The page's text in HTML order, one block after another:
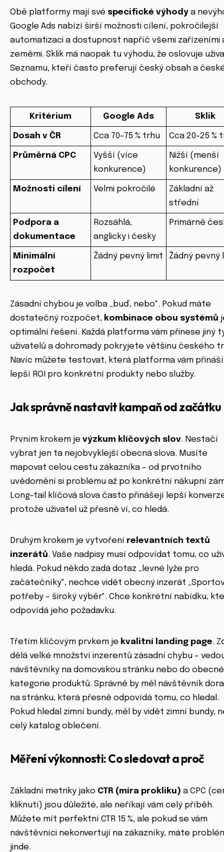
Obě platformy mají své specifické výhody a
Google Ads nabízí širší možnosti cílení, pokročilejší
automatizaci a dostupnost napříč všemi zařízeními
zeměmi. Sklik má naopak tu výhodu, že oslovuje
Seznamu, kteří často preferují český obsah a
obchody.
Kritérium Google Ads Sklik
Dosah v ČR Cca 70-75 % trhu Cca 20-25 %
Průměrná CPC
Vyšší (více
konkurence)
Nižší (menší
konkurence)
Možnosti cílení Velmi pokročilé
Základní až
střední
Podpora a
dokumentace
Rozsáhlá,
anglicky i česky
Primárně
Minimální
rozpočet
Žádný pevný limit Žádný pevný
Zásadní chybou je volba „buď, nebo". Pokud máte
dostatečný rozpočet, kombinace obou systémů
optimální řešení. Každá platforma vám přinese jiný
uživatelů a dohromady pokryjete většinu českého
Navíc můžete testovat, která platforma vám přináší
lepší ROI pro konkrétní produkty nebo služby.
Jak správně nastavit kampaň od začátku
Prvním krokem je výzkum klíčových slov. Nestačí
vybrat jen ta nejobvyklejší obecná slova. Musíte
mapovat celou cestu zákazníka – od prvotního
uvědomění si problému až po konkrétní nákupní
Long-tail klíčová slova často přinášejí lepší
protože uživatel už přesně ví, co hledá.
Druhým krokem je vytvoření relevantních textů
inzerátů. Vaše nadpisy musí odpovídat tomu, co
hledá. Pokud někdo zadá dotaz „levné lyže pro
začátečníky", nechce vidět obecný inzerát
potřeby – široký výběr". Chce konkrétní nabídku,
odpovídá jeho požadavku.
Třetím klíčovým prvkem je kvalitní landing page.
dělá velké množství inzerentů zásadní chybu –
návštěvníky na domovskou stránku nebo do obecné
kategorie produktů. Správně by měl návštěvník
na stránku, která přesně odpovídá tomu, co hledal.
Pokud hledal zimní bundy, měl by vidět zimní bundy,
celý katalog oblečení.
Měření výkonnosti: Co sledovat a proč
Základní metriky jako CTR (míra prokliku) a CPC
kliknutí) jsou důležité, ale neříkají vám celý příběh.
Můžete mít perfektní CTR 15 %, ale pokud se vám
návštěvníci nekonvertují na zákazníky, máte
jinde.